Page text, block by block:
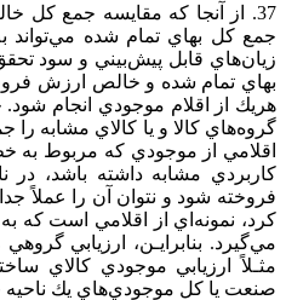
37. از آنجا كه‌ مقايسه‌ جمع‌
جمع‌ كل‌ بهاي‌ تمام‌ شده‌ مي‌تواند
زيان‌هاي‌ قابل‌ پيش‌بيني‌ و سود
بهاي‌ تمام‌ شده‌ و خالص‌ ارزش‌
هريك‌ از اقلام‌ موجودي‌ انجام‌ شود.
گروه‌هاي‌ كالا و يا كالاي‌ مشابه‌
اقلامي‌ از موجودي‌ كه‌ مربوط‌ به‌
كاربردي‌ مشابه‌ داشته‌ باشد، در
فروخته‌ شود و نتوان‌ آن‌ را عملاً
كرد، نمونه‌اي‌ از اقلامي‌ است‌ كه‌
مي‌گيرد. بنابرايـن‌، ارزيابي‌
مثـلاً ارزيابي‌ موجودي‌ كالاي‌
صنعت‌ يا كل‌ موجودي‌هاي‌ يك‌ ناحيه‌